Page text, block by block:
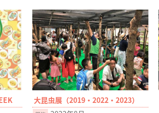
大昆虫展（2019・2022・2023）